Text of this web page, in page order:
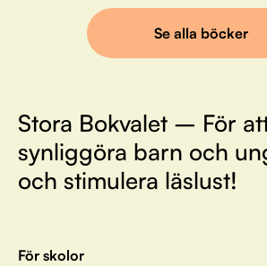
Se alla böcker
Stora Bokvalet – För
synliggöra barn och
och stimulera läslust!
För skolor